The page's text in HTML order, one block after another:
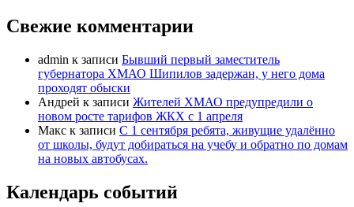
Свежие комментарии
admin к записи Бывший первый заместитель
губернатора ХМАО Шипилов задержан, у него дома
проходят обыски
Андрей к записи Жителей ХМАО предупредили о
новом росте тарифов ЖКХ с 1 апреля
Макс к записи С 1 сентября ребята, живущие удалённо
от школы, будут добираться на учебу и обратно по домам
на новых автобусах.
Календарь событий